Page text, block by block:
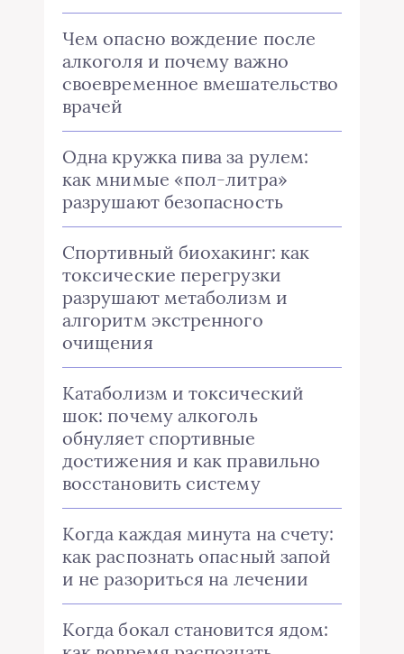
Чем опасно вождение после
алкоголя и почему важно
своевременное вмешательство
врачей
Одна кружка пива за рулем:
как мнимые «пол-литра»
разрушают безопасность
Спортивный биохакинг: как
токсические перегрузки
разрушают метаболизм и
алгоритм экстренного
очищения
Катаболизм и токсический
шок: почему алкоголь
обнуляет спортивные
достижения и как правильно
восстановить систему
Когда каждая минута на счету:
как распознать опасный запой
и не разориться на лечении
Когда бокал становится ядом: